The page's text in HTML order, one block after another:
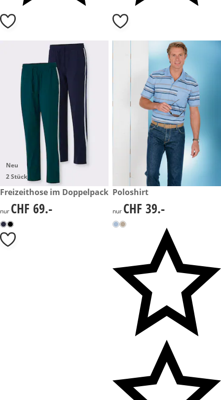
Neu
2 Stück
CHF 69.-
Freizeithose im Doppelpack
CHF 69.-
nur CHF 69.-
CHF 39.-
Poloshirt
CHF 39.-
nur CHF 39.-